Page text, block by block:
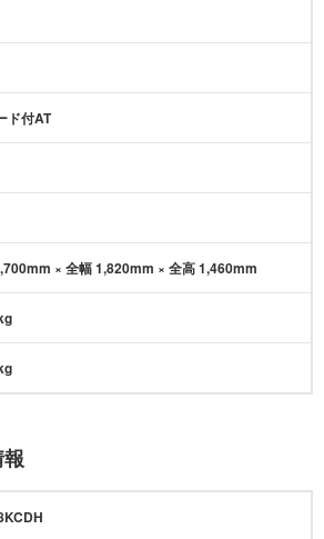
ントロール
ール
ーム
ド付AT
× 全幅 1,820mm × 全高 1,460mm